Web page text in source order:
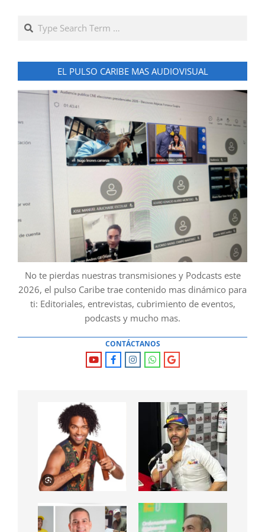
Search
EL PULSO CARIBE MAS AUDIOVISUAL
No te pierdas nuestras transmisiones y Podcasts este
2026, el pulso Caribe trae contenido mas dinámico para
ti: Editoriales, entrevistas, cubrimiento de eventos,
podcasts y mucho mas.
CONTÁCTANOS